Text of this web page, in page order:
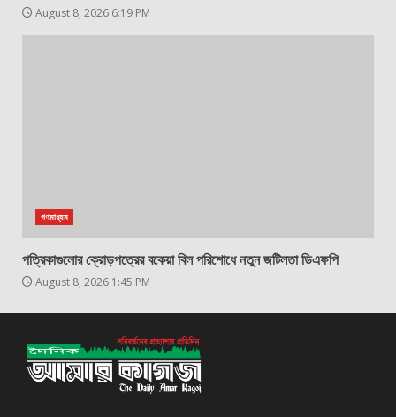
August 8, 2026 6:19 PM
গণমাধ্যম
পত্রিকাগুলোর ক্রোড়পত্রের বকেয়া বিল পরিশোধে নতুন জটিলতা ডিএফপি
August 8, 2026 1:45 PM